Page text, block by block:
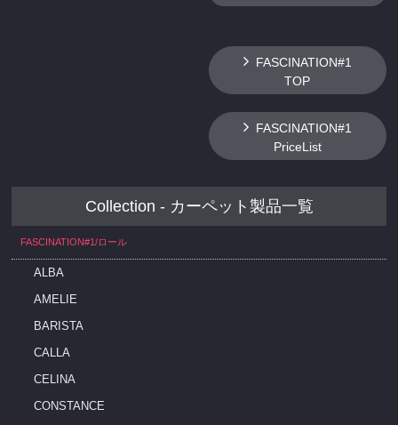
FASCINATION#1
TOP
FASCINATION#1
PriceList
Collection - カーペット製品一覧
FASCINATION#1/ロール
ALBA
AMELIE
BARISTA
CALLA
CELINA
CONSTANCE